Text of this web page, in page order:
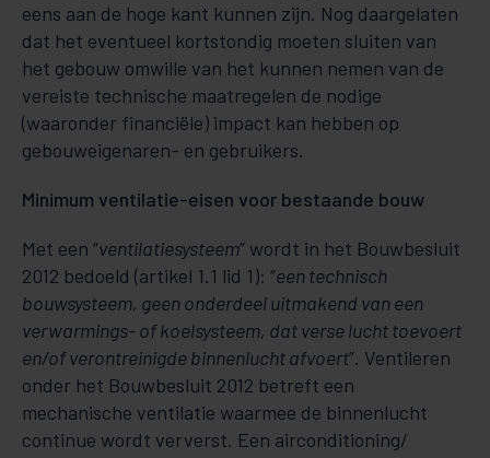
eens aan de hoge kant kunnen zijn. Nog daargelaten
dat het eventueel kortstondig moeten sluiten van
het ge­bouw omwille van het kunnen nemen van de
vereiste technische maatregelen de nodige
(waaronder finan­cië­le) impact kan hebben op
gebouweigenaren- en gebruikers.
Minimum ventilatie-eisen voor bestaande bouw
Met een “ventilatiesysteem” wordt in het Bouwbesluit
2012 bedoeld (artikel 1.1 lid 1): “een technisch
bouwsysteem, geen onderdeel uitmakend van een
verwarmings- of koelsys­teem, dat verse lucht toe­voert
en/of verontreinigde binnenlucht afvoert”. Ventileren
onder het Bouwbe­sluit 2012 betreft een
mechanische ventilatie waarmee de binnenlucht
continue wordt ver­verst. Een aircondi­tioning/